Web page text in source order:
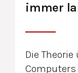
immer
Die